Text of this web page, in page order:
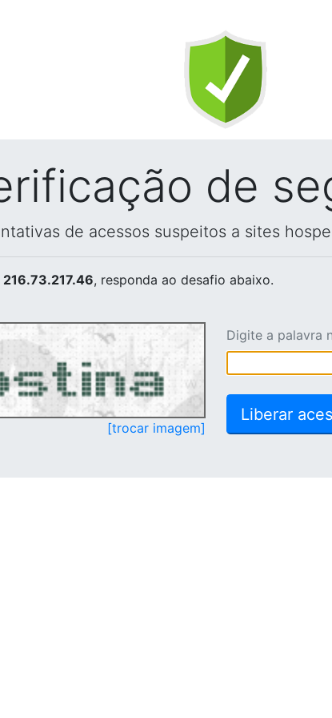
de
de acessos suspeitos a sites
216.73.217.46, responda ao desafio abaixo.
[trocar imagem]
Digite a palavra